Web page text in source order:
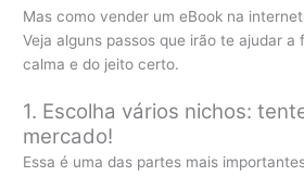
Mas como vender um eBook na
Veja alguns passos que irão te ajudar a
calma e do jeito certo.
1. Escolha vários nichos:
mercado!
Essa é uma das partes mais